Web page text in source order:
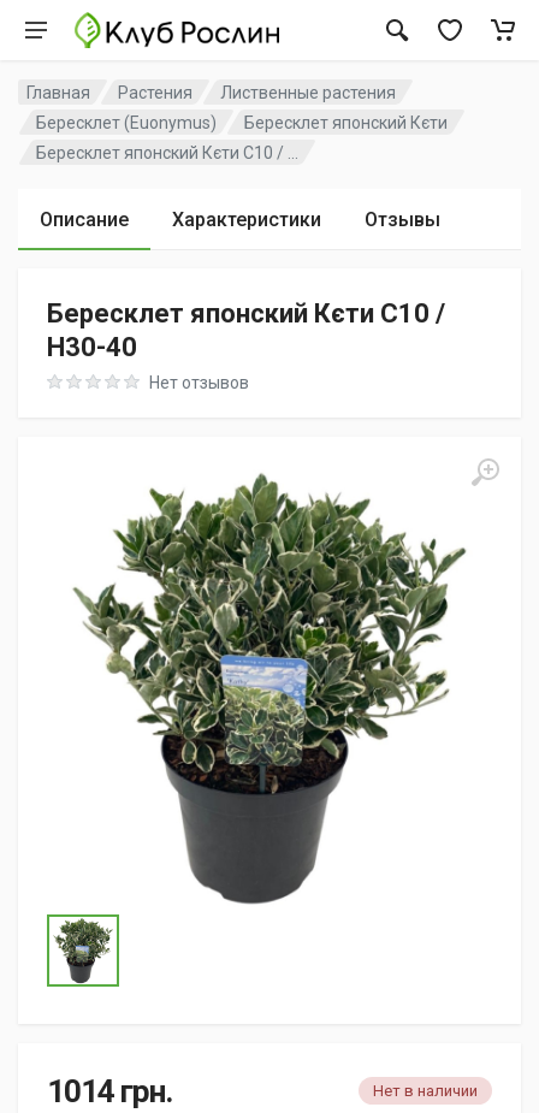
Главная Растения
Лиственные растения
Бересклет (Euonymus)
Бересклет японский Кєти
Бересклет японский Кєти C10 / ...
Описание Характеристики Отзывы
Бересклет японский Кєти C10 /
H30-40
Rating: 0 out of 5Нет отзывов
1014 грн. Нет в наличии